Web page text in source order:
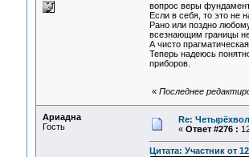
вопрос веры
Если в себя, то это не
Рано или поздно
всезнающим границы
А чисто
Теперь надеюсь
приборов.
« Последнее
Ариадна
Гость
Re:
« Ответ #276 :
Цитата: Участник от